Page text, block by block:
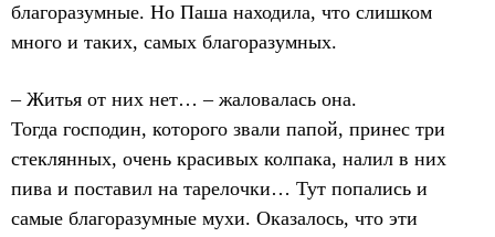
благоразумные. Но Паша находила, что слишком
много и таких, самых благоразумных.
– Житья от них нет… – жаловалась она.
Тогда господин, которого звали папой, принес три
стеклянных, очень красивых колпака, налил в них
пива и поставил на тарелочки… Тут попались и
самые благоразумные мухи. Оказалось, что эти